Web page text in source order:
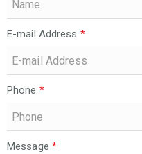
E-mail Address *
Phone *
Message *